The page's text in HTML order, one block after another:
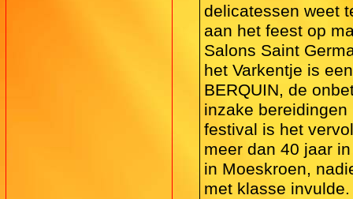
delicatessen weet
aan het feest op
Salons Saint
het Varkentje is
BERQUIN, de
inzake
festival is het
meer dan 40 jaar
in Moeskroen,
met klasse invulde.